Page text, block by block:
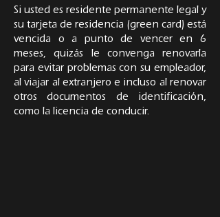
Si usted es residente permanente legal y
su tarjeta de residencia (green card) está
vencida o a punto de vencer en 6
meses, quizás le convenga renovarla
para evitar problemas con su empleador,
al viajar al extranjero e incluso al renovar
otros documentos de identificación,
como la licencia de conducir.